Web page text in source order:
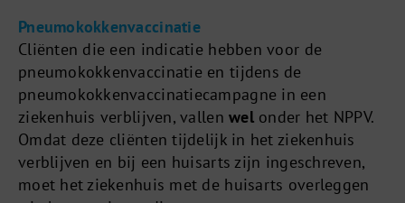
Pneumokokkenvaccinatie
Cliënten die een indicatie hebben voor de
pneumokokkenvaccinatie en tijdens de
pneumokokkenvaccinatiecampagne in een
ziekenhuis verblijven, vallenwel onder het NPPV.
Omdat deze cliënten tijdelijk in het ziekenhuis
verblijven en bij een huisarts zijn ingeschreven,
moet het ziekenhuis met de huisarts overleggen